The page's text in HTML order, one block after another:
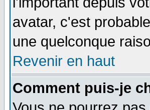
avatar, c'est
une quelconque
Revenir en haut
Comment puis-je